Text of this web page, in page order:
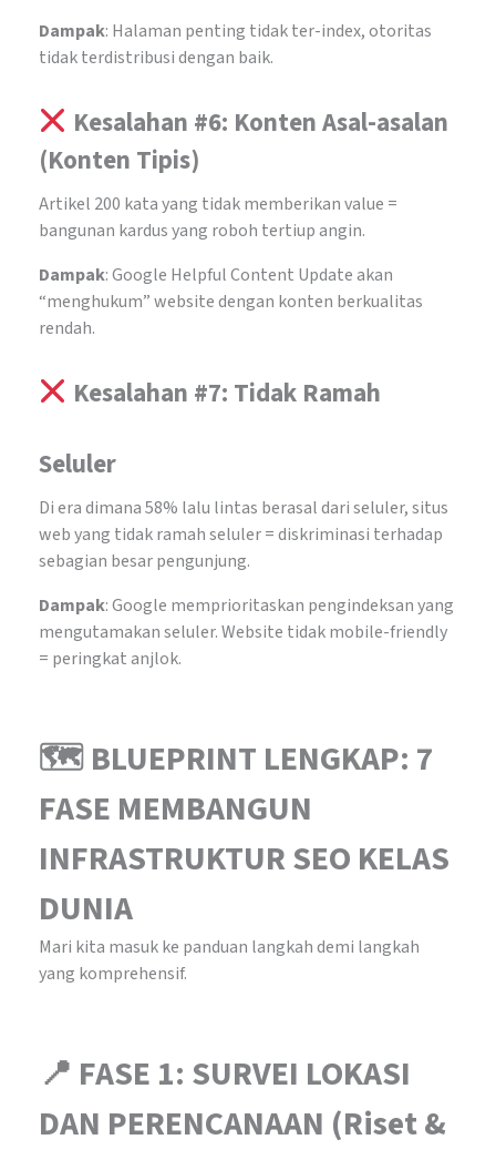
Dampak: Halaman penting tidak ter-index, otoritas
tidak terdistribusi dengan baik.
Kesalahan #6: Konten Asal-asalan
(Konten Tipis)
Artikel 200 kata yang tidak memberikan value =
bangunan kardus yang roboh tertiup angin.
Dampak: Google Helpful Content Update akan
“menghukum” website dengan konten berkualitas
rendah.
Kesalahan #7: Tidak Ramah
Seluler
Di era dimana 58% lalu lintas berasal dari seluler, situs
web yang tidak ramah seluler = diskriminasi terhadap
sebagian besar pengunjung.
Dampak: Google memprioritaskan pengindeksan yang
mengutamakan seluler. Website tidak mobile-friendly
= peringkat anjlok.
🗺️ BLUEPRINT LENGKAP: 7
FASE MEMBANGUN
INFRASTRUKTUR SEO KELAS
DUNIA
Mari kita masuk ke panduan langkah demi langkah
yang komprehensif.
📍 FASE 1: SURVEI LOKASI
DAN PERENCANAAN (Riset &